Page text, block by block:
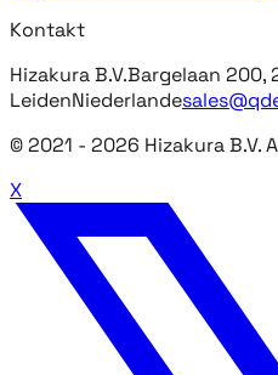
Kontakt
Hizakura B.V.Bargelaan 200,
LeidenNiederlande
© 2021 - 2026 Hizakura B.V.
X